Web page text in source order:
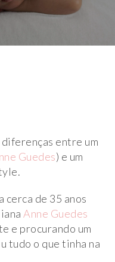
entre um
Guedes) e um
cerca de 35 anos
Anne Guedes
e procurando um
tudo o que tinha na